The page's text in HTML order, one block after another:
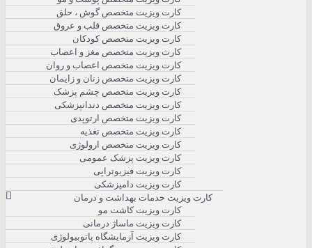
کارت ویزیت متخصص گوش ، حلق
کارت ویزیت متخصص قلب و عروق
کارت ویزیت متخصص کودکان
کارت ویزیت متخصص مغز و اعصاب
کارت ویزیت متخصص اعصاب و روان
کارت ویزیت متخصص زنان و زایمان
کارت ویزیت متخصص چشم پزشک
کارت ویزیت متخصص دندانپزشکی
کارت ویزیت متخصص ارتوپدی
کارت ویزیت متخصص تغذیه
کارت ویزیت متخصص ارولوژی
کارت ویزیت پزشک عمومی
کارت ویزیت فیزیوتراپی
کارت ویزیت دامپزشکی
کارت ویزیت خدمات بهداشت و درمان
کارت ویزیت کاشت مو
کارت ویزیت ماساژ درمانی
کارت ویزیت آزمایشگاه پاتوبیولوژی